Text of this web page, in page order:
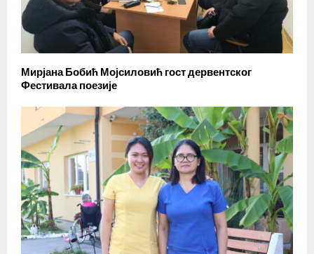
Мирјана Бобић Мојсиловић гост дервентског
Фестивала поезије